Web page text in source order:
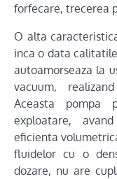
forfecare, trecerea
O alta
inca o data
autoamorseaza la
vacuum,
Aceasta pompa
exploatare,
eficienta
fluidelor cu o
dozare, nu are